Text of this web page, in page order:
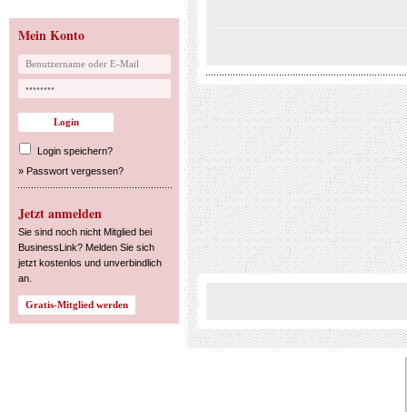
Mein Konto
Login speichern?
» Passwort vergessen?
Jetzt anmelden
Sie sind noch nicht Mitglied bei
BusinessLink? Melden Sie sich
jetzt kostenlos und unverbindlich
an.